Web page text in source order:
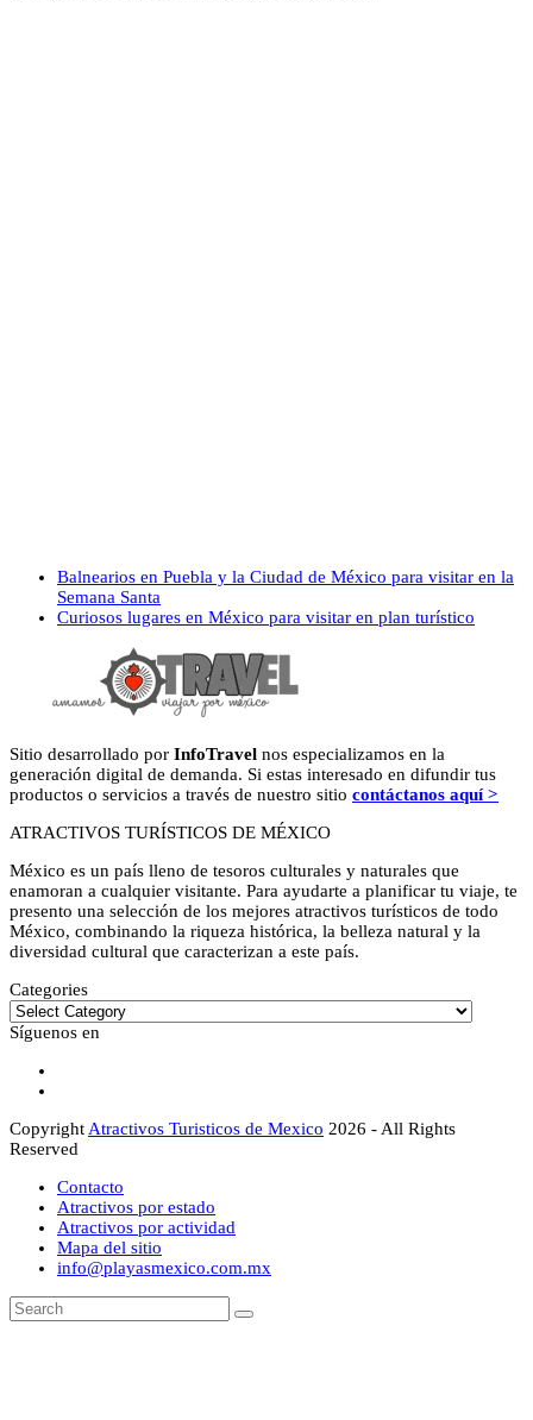
previous
post:
Balnearios en Puebla y la Ciudad de México para visitar en la
Semana Santa
next
Curiosos lugares en México para visitar en plan turístico
Sitio desarrollado por InfoTravel nos especializamos en la
generación digital de demanda. Si estas interesado en difundir tus
productos o servicios a través de nuestro sitio contáctanos aquí >
ATRACTIVOS TURÍSTICOS DE MÉXICO
México es un país lleno de tesoros culturales y naturales que
enamoran a cualquier visitante. Para ayudarte a planificar tu viaje, te
presento una selección de los mejores atractivos turísticos de todo
México, combinando la riqueza histórica, la belleza natural y la
diversidad cultural que caracterizan a este país.
Categories
Categories
Síguenos en
CopyrightAtractivos Turisticos de Mexico 2026 - All Rights
Reserved
Contacto
Atractivos por estado
Atractivos por actividad
Mapa del sitio
info@playasmexico.com.mx
Back
To
Search
Submit